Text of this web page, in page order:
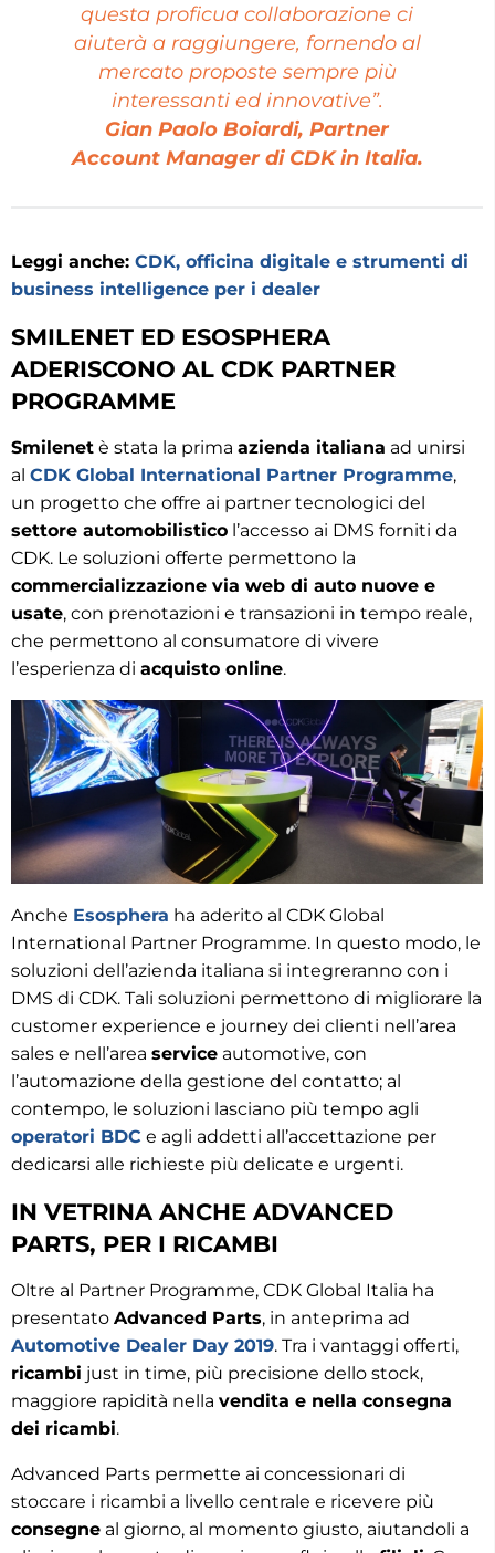
questa proficua collaborazione ci
aiuterà a raggiungere, fornendo al
mercato proposte sempre più
interessanti ed innovative”.
Gian Paolo Boiardi, Partner
Account Manager di CDK in Italia.
Leggi anche: CDK, officina digitale e strumenti di
business intelligence per i dealer
SMILENET ED ESOSPHERA
ADERISCONO AL CDK PARTNER
PROGRAMME
Smilenet è stata la prima azienda italiana ad unirsi
al CDK Global International Partner Programme,
un progetto che offre ai partner tecnologici del
settore automobilistico l’accesso ai DMS forniti da
CDK. Le soluzioni offerte permettono la
commercializzazione via web di auto nuove e
usate, con prenotazioni e transazioni in tempo reale,
che permettono al consumatore di vivere
l’esperienza di acquisto online.
Anche Esosphera ha aderito al CDK Global
International Partner Programme. In questo modo, le
soluzioni dell’azienda italiana si integreranno con i
DMS di CDK. Tali soluzioni permettono di migliorare la
customer experience e journey dei clienti nell’area
sales e nell’area service automotive, con
l’automazione della gestione del contatto; al
contempo, le soluzioni lasciano più tempo agli
operatori BDC e agli addetti all’accettazione per
dedicarsi alle richieste più delicate e urgenti.
IN VETRINA ANCHE ADVANCED
PARTS, PER I RICAMBI
Oltre al Partner Programme, CDK Global Italia ha
presentato Advanced Parts, in anteprima ad
Automotive Dealer Day 2019. Tra i vantaggi offerti,
ricambi just in time, più precisione dello stock,
maggiore rapidità nella vendita e nella consegna
dei ricambi.
Advanced Parts permette ai concessionari di
stoccare i ricambi a livello centrale e ricevere più
consegne al giorno, al momento giusto, aiutandoli a